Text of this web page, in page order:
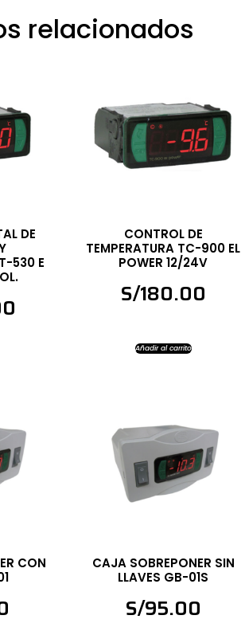
relacionados
DE
530 E
CONTROL DE
TEMPERATURA TC-900 EL
POWER 12/24V
S/180.00
Añadir al carrito
CON
CAJA SOBREPONER SIN
LLAVES GB-01S
S/95.00